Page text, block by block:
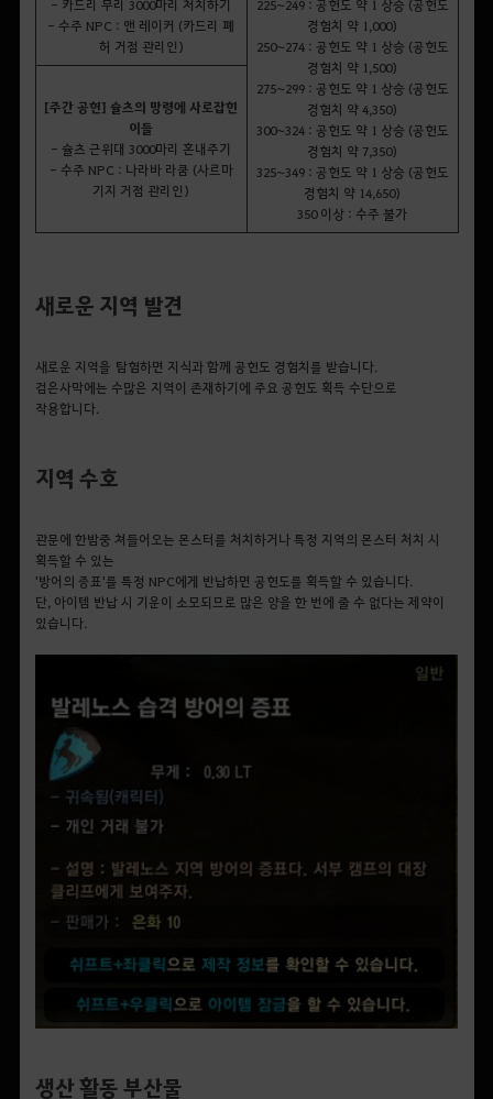
- 카드리 무리 3000마리 처치하기
- 수주 NPC : 앤 레이커 (카드리 폐
허 거점 관리인)
225~249 : 공헌도 약 1 상승 (공헌도
경험치 약 1,000)
250~274 : 공헌도 약 1 상승 (공헌도
경험치 약 1,500)
275~299 : 공헌도 약 1 상승 (공헌도
경험치 약 4,350)
300~324 : 공헌도 약 1 상승 (공헌도
경험치 약 7,350)
325~349 : 공헌도 약 1 상승 (공헌도
경험치 약 14,650)
350 이상 : 수주 불가
[주간 공헌] 슐츠의 망령에 사로잡힌
이들
- 슐츠 근위대 3000마리 혼내주기
- 수주 NPC : 나라바 라쿰 (사르마
기지 거점 관리인)
새로운 지역 발견
새로운 지역을 탐험하면 지식과 함께 공헌도 경험치를 받습니다.
검은사막에는 수많은 지역이 존재하기에 주요 공헌도 획득 수단으로
작용합니다.
지역 수호
관문에 한밤중 쳐들어오는 몬스터를 처치하거나 특정 지역의 몬스터 처치 시
획득할 수 있는
'방어의 증표'를 특정 NPC에게 반납하면 공헌도를 획득할 수 있습니다.
단, 아이템 반납 시 기운이 소모되므로 많은 양을 한 번에 줄 수 없다는 제약이
있습니다.
생산 활동 부산물